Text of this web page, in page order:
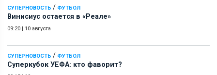
СУПЕРНОВОСТЬ / ФУТБОЛ
Винисиус остается в «Реале»
09:20 | 10 августа
СУПЕРНОВОСТЬ / ФУТБОЛ
Суперкубок УЕФА: кто фаворит?